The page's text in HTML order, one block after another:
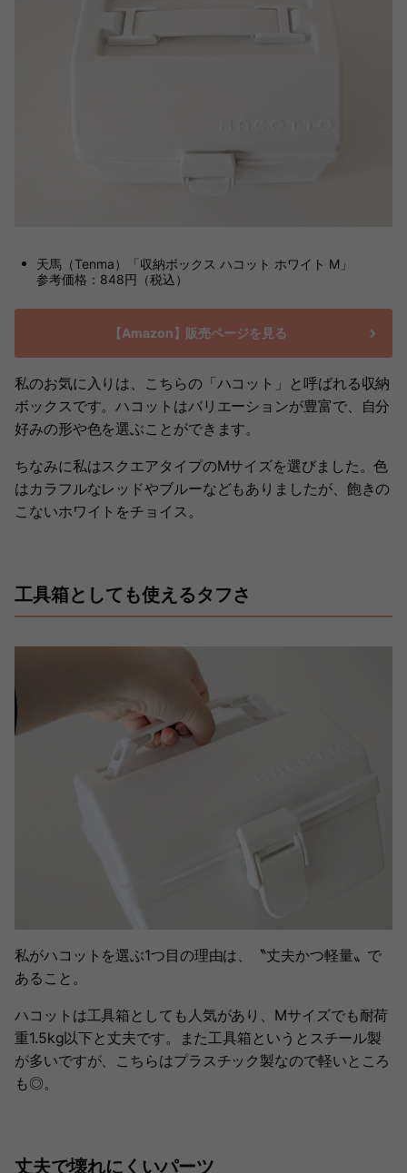
天馬（Tenma）「収納ボックス ハコット ホワイト M」
参考価格：848円（税込）
【Amazon】販売ページを見る
私のお気に入りは、こちらの「ハコット」と呼ばれる収納
ボックスです。ハコットはバリエーションが豊富で、自分
好みの形や色を選ぶことができます。
ちなみに私はスクエアタイプのMサイズを選びました。色
はカラフルなレッドやブルーなどもありましたが、飽きの
こないホワイトをチョイス。
工具箱としても使えるタフさ
私がハコットを選ぶ1つ目の理由は、〝丈夫かつ軽量〟で
あること。
ハコットは工具箱としても人気があり、Mサイズでも耐荷
重1.5kg以下と丈夫です。また工具箱というとスチール製
が多いですが、こちらはプラスチック製なので軽いところ
も◎。
丈夫で壊れにくいパーツ